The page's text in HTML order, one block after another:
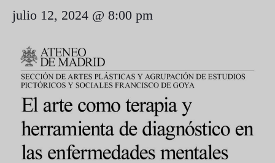
julio 12, 2024 @ 8:00 pm